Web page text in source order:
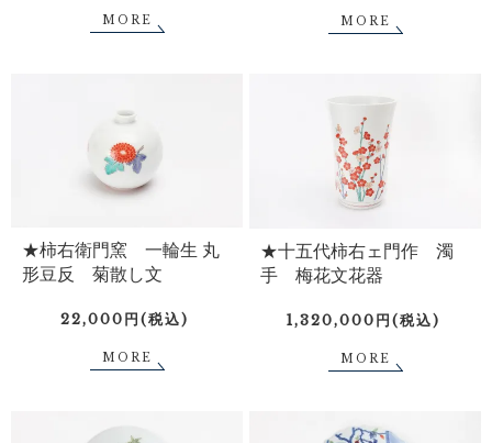
MORE MORE
★柿右衛門窯 一輪生 丸
形豆反 菊散し文
22,000円(税込)
MORE
★十五代柿右ェ門作 濁
手 梅花文花器
1,320,000円(税込)
MORE